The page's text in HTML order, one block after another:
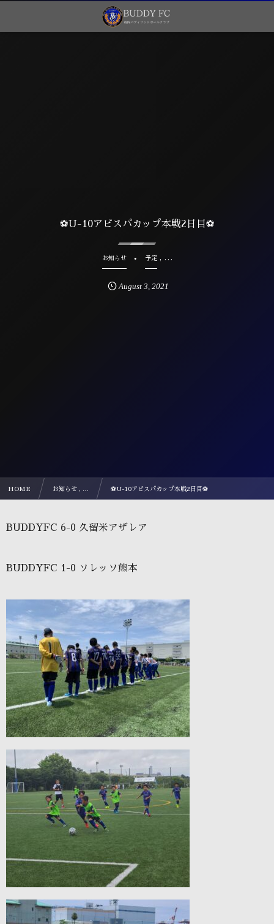
⚽️U-10アビスパカップ本戦2日目⚽️
お知らせ 予定, …
August 3, 2021
HOME お知らせ , … ⚽️U-10アビスパカップ本戦2日目⚽️
BUDDYFC 6-0 久留米アザレア
BUDDYFC 1-0 ソレッソ熊本